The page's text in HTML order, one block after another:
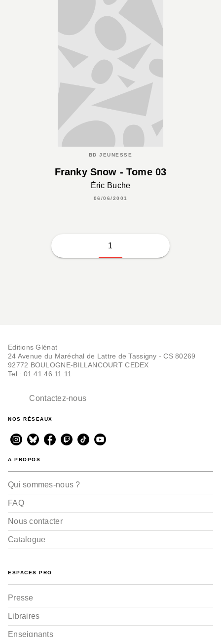
BD JEUNESSE
Franky Snow - Tome 03
Éric Buche
06/06/2001
1
Editions Glénat
24 Avenue du Maréchal de Lattre de Tassigny - CS 80269
92772 BOULOGNE-BILLANCOURT CEDEX
Tel : 01.41.46.11.11
Contactez-nous
NOS RÉSEAUX
A PROPOS
Qui sommes-nous ?
FAQ
Nous contacter
Catalogue
ESPACES PRO
Presse
Libraires
Enseignants